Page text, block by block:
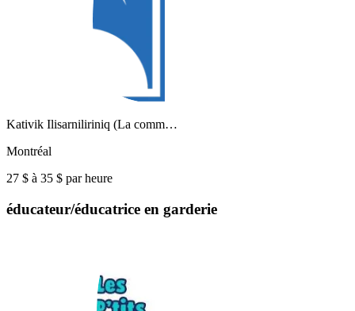
Kativik Ilisarniliriniq (La comm…
Montréal
27 $ à 35 $ par heure
éducateur/éducatrice en garderie